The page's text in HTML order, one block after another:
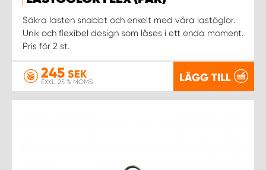
Säkra lasten snabbt och enkelt med våra lastöglor.
Unik och flexibel design som låses i ett enda moment.
Pris för 2 st.
245 SEK
EXKL. 25 % MOMS LÄGG TILL
WORK SYSTEM SKELLEFTEÅ